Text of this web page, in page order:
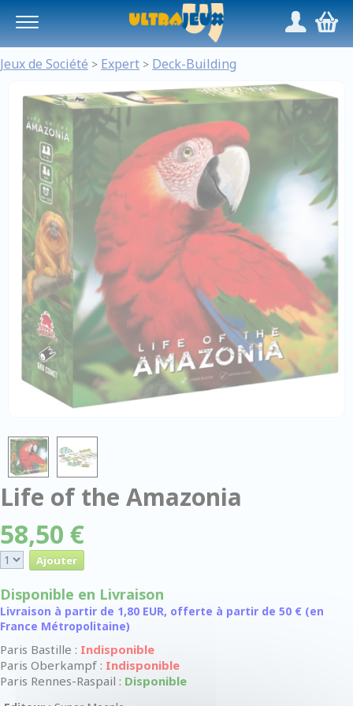
/,
Jeux de Société > Expert > Deck-Building
Life of the Amazonia
58,50 €
Disponible en Livraison
Livraison à partir de 1,80 EUR, offerte à partir de 50 € (en
France Métropolitaine)
Paris Bastille : Indisponible
Paris Oberkampf : Indisponible
Paris Rennes-Raspail : Disponible